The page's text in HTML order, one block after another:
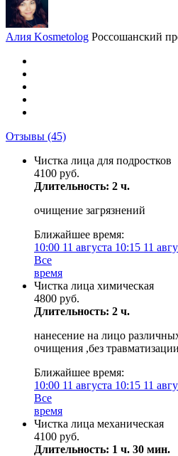
Алия Kosmetolog Россошанский
Отзывы (45)
Чистка лица для подростков
4100 руб.
Длительность: 2 ч.
очищение загрязнений
Ближайшее время:
10:00 11 августа 10:15 11
Все
время
Чистка лица химическая
4800 руб.
Длительность: 2 ч.
нанесение на лицо
очищения ,без травматизации
Ближайшее время:
10:00 11 августа 10:15 11
Все
время
Чистка лица механическая
4100 руб.
Длительность: 1 ч. 30 мин.